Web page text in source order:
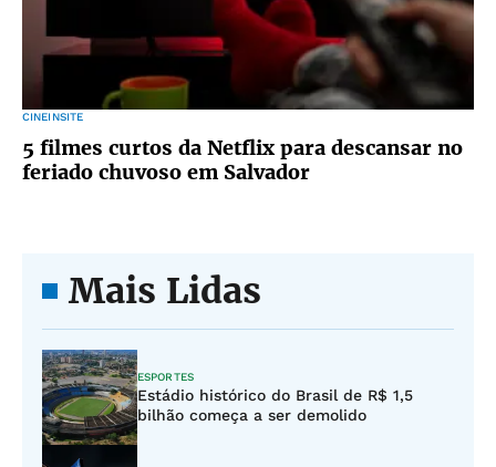
CINEINSITE
5 filmes curtos da Netflix para descansar no
feriado chuvoso em Salvador
Mais Lidas
ESPORTES
Estádio histórico do Brasil de R$ 1,5
bilhão começa a ser demolido